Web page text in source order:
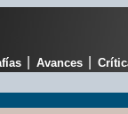
Avances